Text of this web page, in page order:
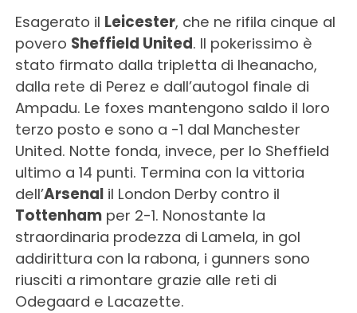
Esagerato il Leicester, che ne rifila cinque al
povero Sheffield United. Il pokerissimo è
stato firmato dalla tripletta di Iheanacho,
dalla rete di Perez e dall’autogol finale di
Ampadu. Le foxes mantengono saldo il loro
terzo posto e sono a -1 dal Manchester
United. Notte fonda, invece, per lo Sheffield
ultimo a 14 punti. Termina con la vittoria
dell’Arsenalil London Derby contro il
Tottenhamper 2-1. Nonostante la
straordinaria prodezza di Lamela, in gol
addirittura con la rabona, i gunners sono
riusciti a rimontare grazie alle reti di
Odegaard e Lacazette.